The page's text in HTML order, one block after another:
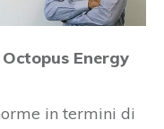
Energy
in termini di